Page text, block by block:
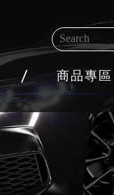
商品專區